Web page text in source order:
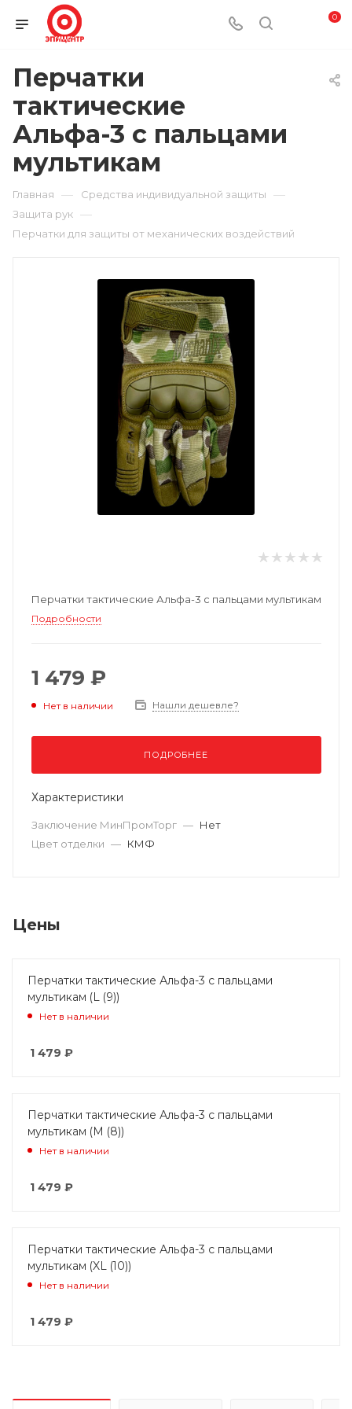
0
Перчатки
тактические
Альфа-3 с пальцами
мультикам
Главная — Средства индивидуальной защиты —
Защита рук —
Перчатки для защиты от механических воздействий
Перчатки тактические Альфа-3 с пальцами мультикам
Подробности
1 479 ₽
Нет в наличии Нашли дешевле?
ПОДРОБНЕЕ
Характеристики
Заключение МинПромТорг — Нет
Цвет отделки — КМФ
Цены
Перчатки тактические Альфа-3 с пальцами
мультикам (L (9))
Нет в наличии
1 479 ₽
Перчатки тактические Альфа-3 с пальцами
мультикам (M (8))
Нет в наличии
1 479 ₽
Перчатки тактические Альфа-3 с пальцами
мультикам (XL (10))
Нет в наличии
1 479 ₽